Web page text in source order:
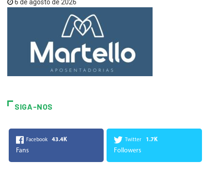
6 de agosto de 2026
SIGA-NOS
Facebook 43.4K
Fans
Twitter 1.7K
Followers